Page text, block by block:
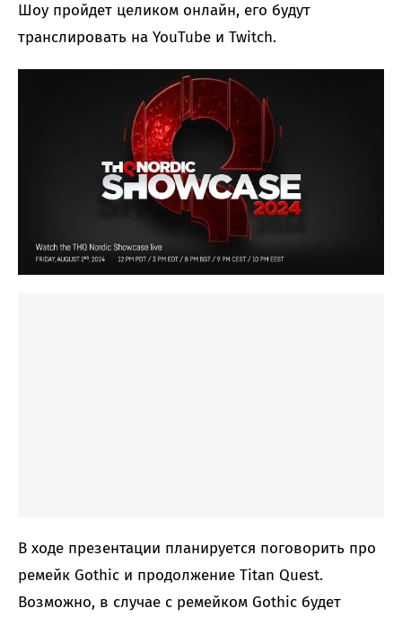
Шоу пройдет целиком онлайн, его будут
транслировать на YouTube и Twitch.
В ходе презентации планируется поговорить про
ремейк Gothic и продолжение Titan Quest.
Возможно, в случае с ремейком Gothic будет